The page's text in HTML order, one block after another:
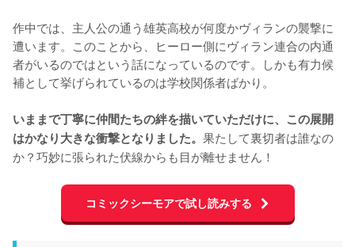
作中では、主人公の通う雄英高校が何度かヴィランの襲撃に
遭います。このことから、ヒーロー側にヴィラン連合の内通
者がいるのではという話になっているのです。しかも有力候
補として挙げられているのは学校関係者ばかり。
いままで丁寧に仲間たちの絆を描いていただけに、この展開
はかなり大きな衝撃となりました。 果たして裏切者は誰なの
か？巧妙に張られた伏線からも目が離せません！
コミックシーモアで試し読みする